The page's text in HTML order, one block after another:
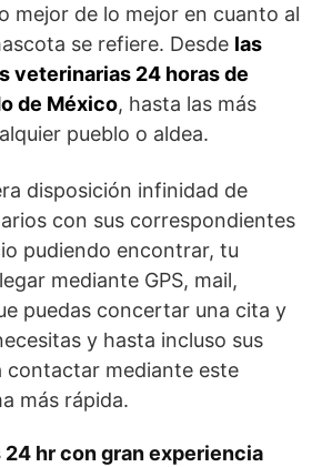
mejor de lo mejor en cuanto al
se refiere. Desde las
veterinarias 24 horas de
de México, hasta las más
pueblo o aldea.
disposición infinidad de
con sus correspondientes
pudiendo encontrar, tu
mediante GPS, mail,
puedas concertar una cita y
y hasta incluso sus
contactar mediante este
más rápida.
24 hr con gran experiencia